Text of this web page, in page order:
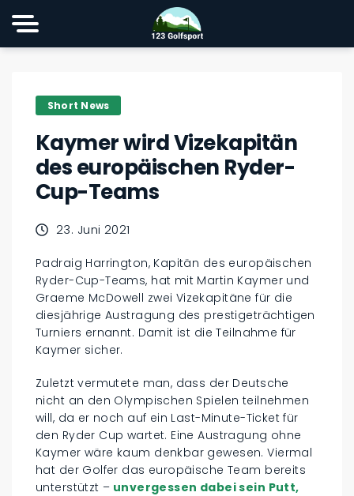
Short News
Kaymer wird Vizekapitän
des europäischen Ryder-
Cup-Teams
23. Juni 2021
Padraig Harrington, Kapitän des europäischen
Ryder-Cup-Teams, hat mit Martin Kaymer und
Graeme McDowell zwei Vizekapitäne für die
diesjährige Austragung des prestigeträchtigen
Turniers ernannt. Damit ist die Teilnahme für
Kaymer sicher.
Zuletzt vermutete man, dass der Deutsche
nicht an den Olympischen Spielen teilnehmen
will, da er noch auf ein Last-Minute-Ticket für
den Ryder Cup wartet. Eine Austragung ohne
Kaymer wäre kaum denkbar gewesen. Viermal
hat der Golfer das europäische Team bereits
unterstützt – unvergessen dabei sein Putt,